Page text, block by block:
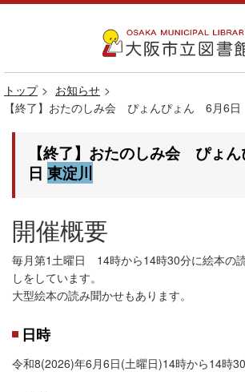
トップ
お知らせ
【終了】おたのしみ会 ぴょんぴょん 6月6日
【終了】おたのしみ会 ぴょ
日 東淀川
開催概要
毎月第1土曜日 14時から14時30分に絵本の
しをしています。
大型絵本の読み聞かせもあります。
日時
令和8(2026)年6月6日(土曜日)14時から14時